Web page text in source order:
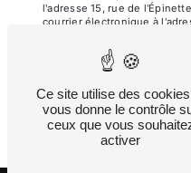
l'adresse 15, rue de
courrier électronique à
justificatif d'identité pourra
conservons vos données
contact puis pendant la
probatoires et de gestion
de vous inscrire sur la liste
téléphonique, disponible à
Consultez le site cnil.fr pour
Ce site utilise des
vous donne le contrôle
ceux que vous
activer